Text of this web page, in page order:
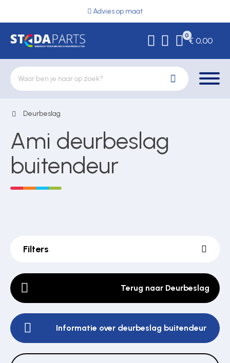
Advies op maat
0
€ 0,00
Deurbeslag
Elektrische vergrendeling
Hekwerkonderdelen
Pulsgevers
Sloten
Deurbeslag
Ami deurbeslag
buitendeur
Filters
Terug naar Deurbeslag
Informatie over deurbeslag buitendeur